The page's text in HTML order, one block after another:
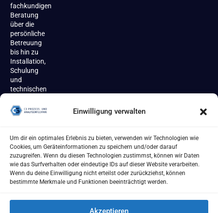
Einwilligung verwalten
Um dir ein optimales Erlebnis zu bieten, verwenden wir Technologien wie
Cookies, um Geräteinformationen zu speichern und/oder darauf
zuzugreifen. Wenn du diesen Technologien zustimmst, können wir Daten
wie das Surfverhalten oder eindeutige IDs auf dieser Website verarbeiten.
Wenn du deine Einwilligung nicht erteilst oder zurückziehst, können
bestimmte Merkmale und Funktionen beeinträchtigt werden.
Akzeptieren
fachkundigen
Beratung
über die
persönliche
Betreuung
bis hin zu
Installation,
Schulung
und
technischen
begleiten
wir unsere
und
Kunden
zuverlässig
über den
gesamten
Produktlebenszyklus.